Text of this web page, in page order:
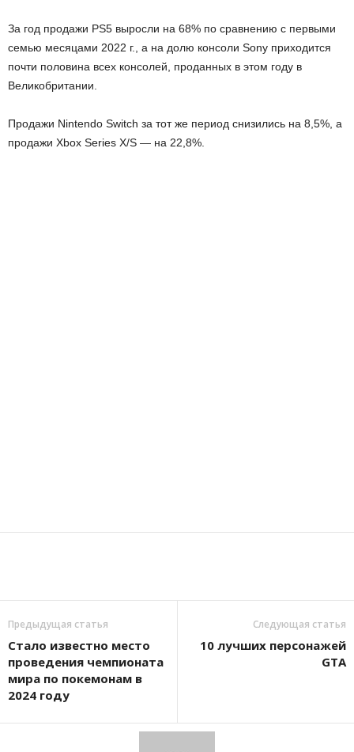
За год продажи PS5 выросли на 68% по сравнению с первыми
семью месяцами 2022 г., а на долю консоли Sony приходится
почти половина всех консолей, проданных в этом году в
Великобритании.
Продажи Nintendo Switch за тот же период снизились на 8,5%, а
продажи Xbox Series X/S — на 22,8%.
Предыдущая статья
Стало известно место
проведения чемпионата
мира по покемонам в
2024 году
Следующая статья
10 лучших персонажей
GTA